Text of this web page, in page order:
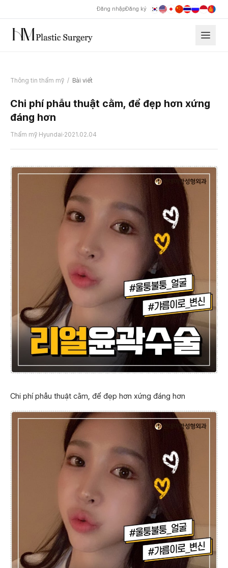
Đăng nhậpĐăng ký
Thông tin thẩm mỹ / Bài viết
Chi phí phẫu thuật cằm, để đẹp hơn xứng
đáng hơn
Thẩm mỹ Hyundai·2021.02.04
Chi phí phẫu thuật cằm, để đẹp hơn xứng đáng hơn